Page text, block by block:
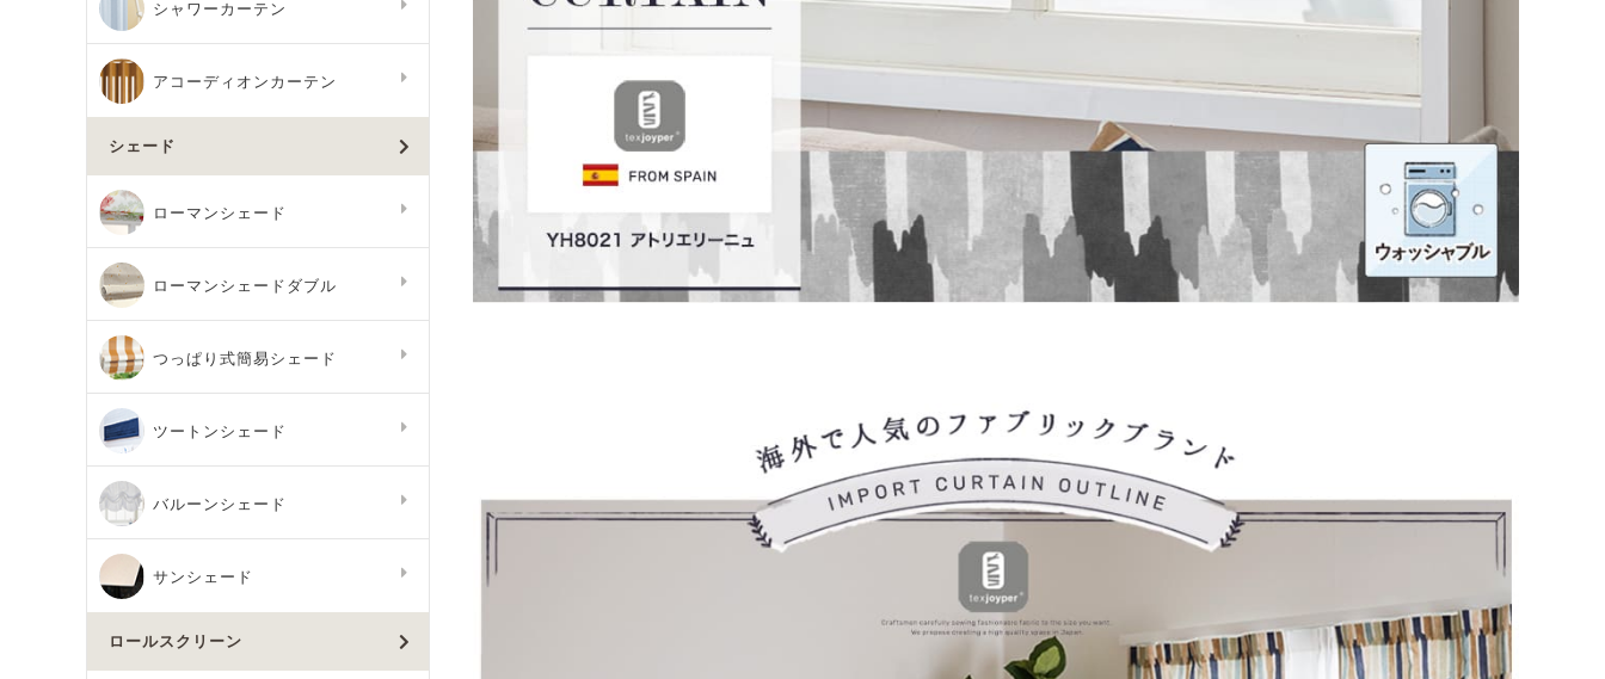
シャワーカーテン
アコーディオンカーテン
シェード
ローマンシェード
ローマンシェードダブル
つっぱり式簡易シェード
ツートンシェード
バルーンシェード
サンシェード
ロールスクリーン